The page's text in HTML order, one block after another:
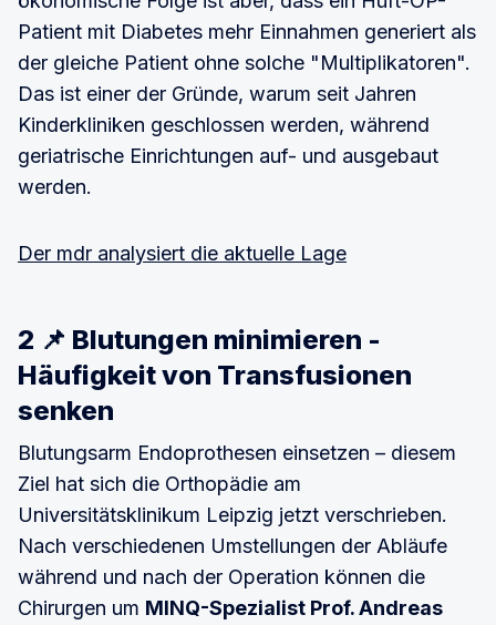
Patient mit Diabetes mehr Einnahmen generiert als
der gleiche Patient ohne solche "Multiplikatoren".
Das ist einer der Gründe, warum seit Jahren
Kinderkliniken geschlossen werden, während
geriatrische Einrichtungen auf- und ausgebaut
werden.
Der mdr analysiert die aktuelle Lage
2 📌 Blutungen minimieren -
Häufigkeit von Transfusionen
senken
Blutungsarm Endoprothesen einsetzen – diesem
Ziel hat sich die Orthopädie am
Universitätsklinikum Leipzig jetzt verschrieben.
Nach verschiedenen Umstellungen der Abläufe
während und nach der Operation können die
Chirurgen um MINQ-Spezialist Prof. Andreas